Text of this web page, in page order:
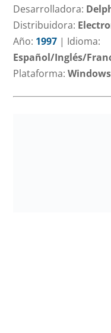
Desarrolladora:
Distribuidora:
Año: 1997 | Idioma:
Español/Inglés/
Plataforma:Windows